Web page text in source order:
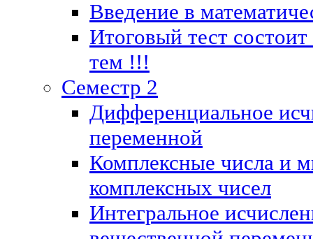
Введение в
Итоговый тест
тем !!!
Семестр 2
Дифференциальное
переменной
Комплексные числа и
комплексных чисел
Интегральное